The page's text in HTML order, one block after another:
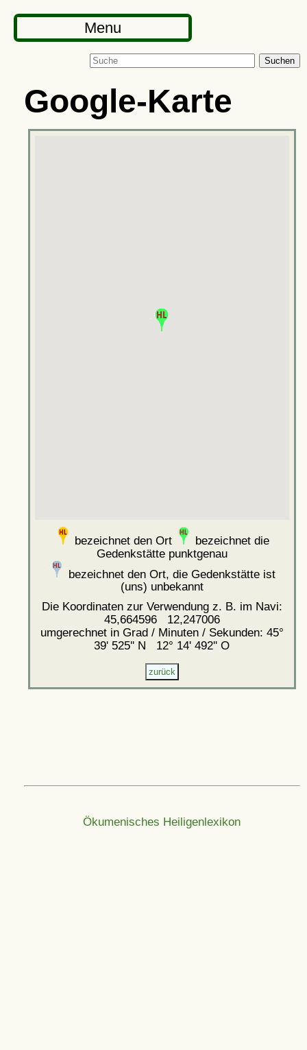
Menu
Suchen
Google-Karte
bezeichnet den Ort
bezeichnet die
Gedenkstätte punktgenau
bezeichnet den Ort, die Gedenkstätte ist
(uns) unbekannt
Die Koordinaten zur Verwendung z. B. im Navi:
45,664596 12,247006
umgerechnet in Grad / Minuten / Sekunden: 45°
39' 525'' N 12° 14' 492'' O
Ökumenisches Heiligenlexikon